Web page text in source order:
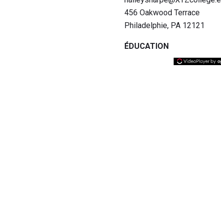
456 Oakwood Terrace
Philadelphie, PA 12121
ÉDUCATION